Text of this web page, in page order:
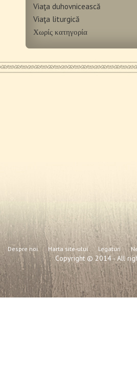
Viaţa duhovnicească
Viaţa liturgică
Χωρίς κατηγορία
Despre noi Harta site-ului Legaturi
Copyright © 2014 - All